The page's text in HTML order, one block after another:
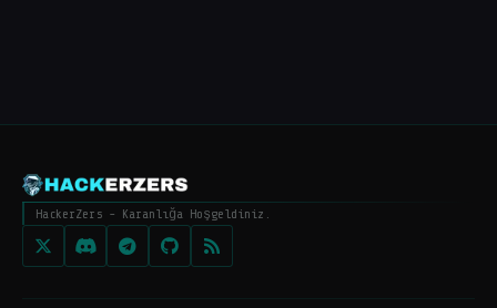
HackerZers - Karanlığa Hoşgeldiniz.